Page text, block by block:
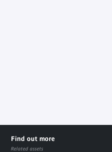
Find out more
Related assets